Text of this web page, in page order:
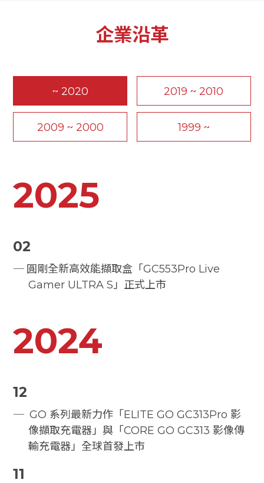
企業沿革
~ 2020 2019 ~ 2010
2009 ~ 2000 1999 ~
2025
02
圓剛全新高效能擷取盒「GC553Pro Live
Gamer ULTRA S」正式上市
2024
12
GO 系列最新力作「ELITE GO GC313Pro 影
像擷取充電器」與「CORE GO GC313 影像傳
輸充電器」全球首發上市
11